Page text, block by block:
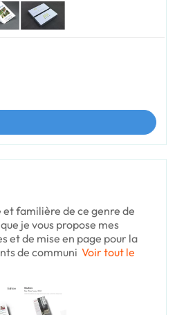
et familière de ce genre de
je vous propose mes
et de mise en page pour la
de communi Voir tout le